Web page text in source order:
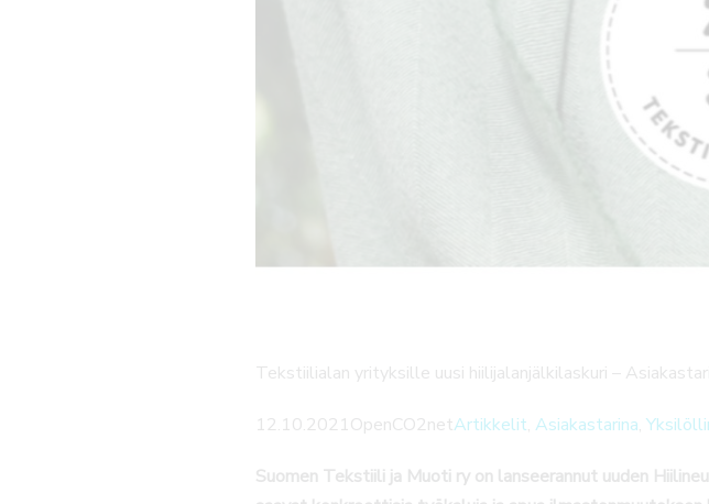
Tekstiilialan yrityksille uusi hiilijalanjälkilaskuri –
12.10.2021OpenCO2netArtikkelit, Asiakastarina,
Suomen Tekstiili ja Muoti ry on lanseerannut uuden